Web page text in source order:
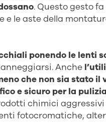
. Questo gesto
e le aste della
ponendo le lenti
Anche
che non sia stato il
e sicuro per la
chimici
fotocromatiche,